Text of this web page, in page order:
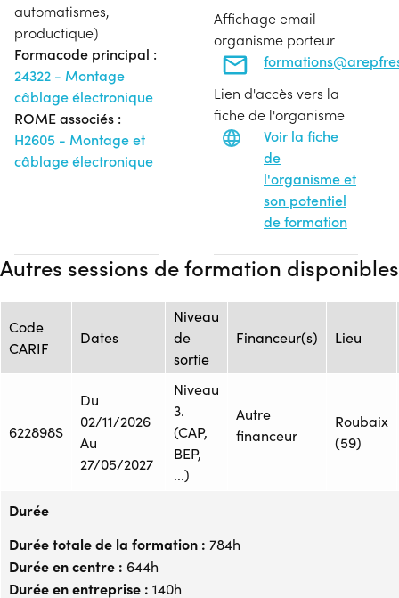
automatismes,
productique)
Formacode principal :
24322 - Montage
câblage électronique
ROME associés :
H2605 - Montage et
câblage électronique
Affichage email
organisme porteur
Lien d'accès vers la
fiche de l'organisme
Voir la fiche
de
l'organisme et
son potentiel
de formation
Autres sessions de formation disponibles
Code
CARIF
Dates
Niveau
de
sortie
Financeur(s) Lieu
622898S
Du
02/11/2026
Au
27/05/2027
Niveau
3.
(CAP,
BEP,
...)
Autre
financeur
Roubaix
(59)
Durée
Durée totale de la formation : 784h
Durée en centre : 644h
Durée en entreprise : 140h